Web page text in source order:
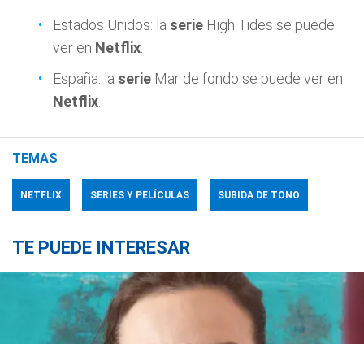
Estados Unidos: la serie High Tides se puede
ver en Netflix
España: la serie Mar de fondo se puede ver en
Netflix
TEMAS
NETFLIX SERIES Y PELÍCULAS SUBIDA DE TONO
TE PUEDE INTERESAR